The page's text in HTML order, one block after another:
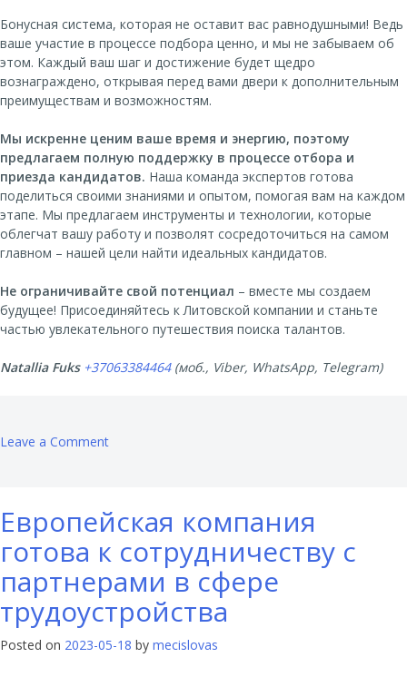
Бонусная система, которая не оставит вас равнодушными! Ведь
ваше участие в процессе подбора ценно, и мы не забываем об
этом. Каждый ваш шаг и достижение будет щедро
вознаграждено, открывая перед вами двери к дополнительным
преимуществам и возможностям.
Мы искренне ценим ваше время и энергию, поэтому
предлагаем полную поддержку в процессе отбора и
приезда кандидатов. Наша команда экспертов готова
поделиться своими знаниями и опытом, помогая вам на каждом
этапе. Мы предлагаем инструменты и технологии, которые
облегчат вашу работу и позволят сосредоточиться на самом
главном – нашей цели найти идеальных кандидатов.
Не ограничивайте свой потенциал – вместе мы создаем
будущее! Присоединяйтесь к Литовской компании и станьте
частью увлекательного путешествия поиска талантов.
Natallia Fuks +37063384464(моб., Viber, WhatsApp, Telegram)
Leave a Commenton
к
возможностям!
Европейская компания
готова к сотрудничеству с
партнерами в сфере
трудоустройства
Posted on 2023-05-18 by mecislovas